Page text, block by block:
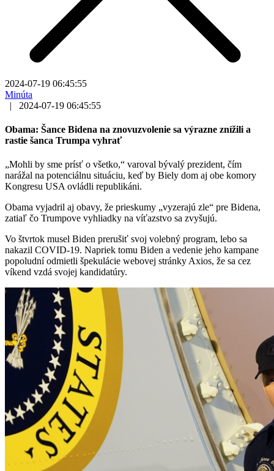
2024-07-19 06:45:55
Minúta
|
2024-07-19 06:45:55
Obama: Šance Bidena na znovuzvolenie sa výrazne znížili a
rastie šanca Trumpa vyhrať
„Mohli by sme prísť o všetko,“ varoval bývalý prezident, čím
narážal na potenciálnu situáciu, keď by Biely dom aj obe komory
Kongresu USA ovládli republikáni.
Obama vyjadril aj obavy, že prieskumy „vyzerajú zle“ pre Bidena,
zatiaľ čo Trumpove vyhliadky na víťazstvo sa zvyšujú.
Vo štvrtok musel Biden prerušiť svoj volebný program, lebo sa
nakazil COVID-19. Napriek tomu Biden a vedenie jeho kampane
popoludní odmietli špekulácie webovej stránky Axios, že sa cez
víkend vzdá svojej kandidatúry.